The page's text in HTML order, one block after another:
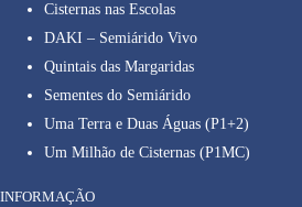
Cisternas nas Escolas
DAKI – Semiárido Vivo
Quintais das Margaridas
Sementes do Semiárido
Uma Terra e Duas Águas (P1+2)
Um Milhão de Cisternas (P1MC)
INFORMAÇÃO